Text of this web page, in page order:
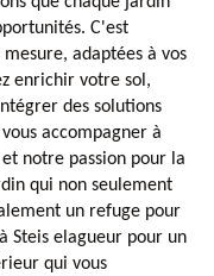
C'est
adaptées à vos
enrichir votre sol,
des solutions
accompagner à
notre passion pour la
qui non seulement
un refuge pour
Steis elagueur pour un
qui vous